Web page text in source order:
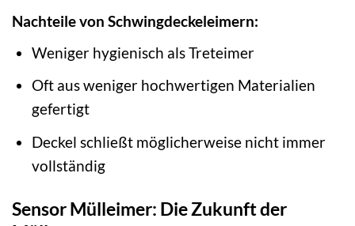
Nachteile von Schwingdeckeleimern:
Weniger hygienisch als Treteimer
Oft aus weniger hochwertigen Materialien
gefertigt
Deckel schließt möglicherweise nicht immer
vollständig
Sensor Mülleimer: Die Zukunft der